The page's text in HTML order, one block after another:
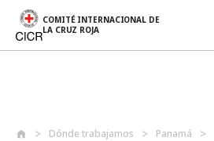
COMITÉ INTERNACIONAL DE
LA CRUZ ROJA
Dónde trabajamos Panamá